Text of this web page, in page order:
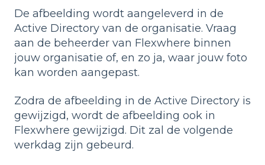
De afbeelding wordt aangeleverd in de
Active Directory van de organisatie. Vraag
aan de beheerder van Flexwhere binnen
jouw organisatie of, en zo ja, waar jouw foto
kan worden aangepast.
Zodra de afbeelding in de Active Directory is
gewijzigd, wordt de afbeelding ook in
Flexwhere gewijzigd. Dit zal de volgende
werkdag zijn gebeurd.